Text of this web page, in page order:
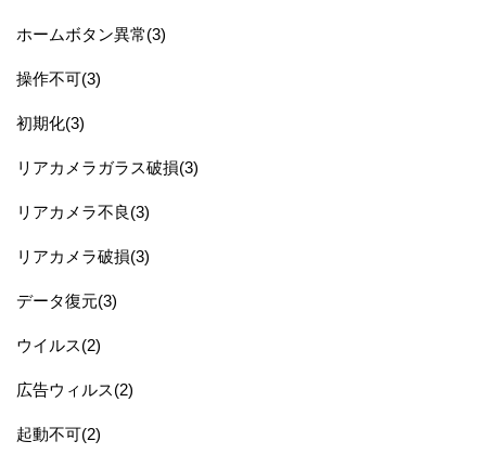
ホームボタン異常(3)
操作不可(3)
初期化(3)
リアカメラガラス破損(3)
リアカメラ不良(3)
リアカメラ破損(3)
データ復元(3)
ウイルス(2)
広告ウィルス(2)
起動不可(2)